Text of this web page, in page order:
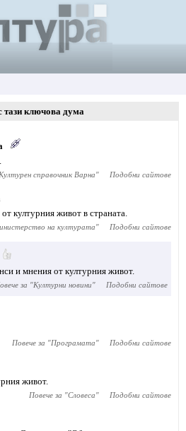
тази ключова дума
Културен справочник Варна" Подобни сайтове
културния живот в страната.
на културата" Подобни сайтове
и мнения от културния живот.
за "Културни новини" Подобни сайтове
Повече за "Програмата" Подобни сайтове
живот.
Повече за "Словеса" Подобни сайтове